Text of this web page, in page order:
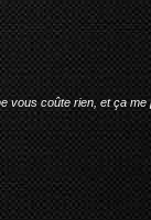
vous coûte rien, et ça me